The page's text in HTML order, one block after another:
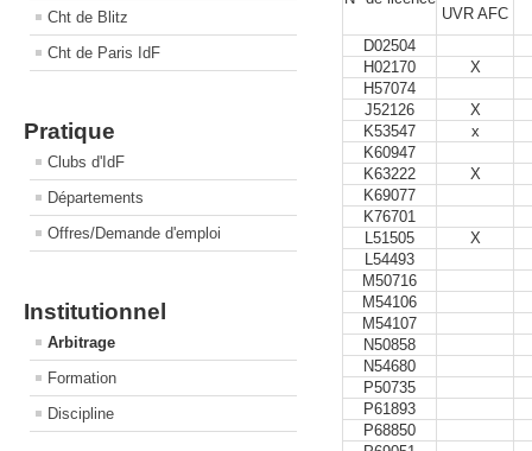
Cht de Blitz
Cht de Paris IdF
Pratique
Clubs d'IdF
Départements
Offres/Demande d'emploi
Institutionnel
Arbitrage
Formation
Discipline
UVR AFC
D02504
H02170
X
H57074
J52126
X
K53547
x
K60947
K63222
X
K69077
K76701
L51505
X
L54493
M50716
M54106
M54107
N50858
N54680
P50735
P61893
P68850